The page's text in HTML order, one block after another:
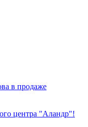
в продаже
центра "Аландр"!